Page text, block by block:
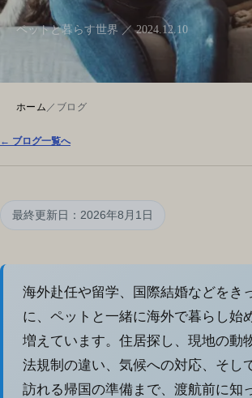
ペットと暮らす世界 ／ 2024.12.10
ホーム ／ ブログ
← ブログ一覧へ
最終更新日：2026年8月1日
海外赴任や留学、国際結婚などをき
に、ペットと一緒に海外で暮らし始
増えています。住居探し、現地の動
法規制の違い、気候への対応、そし
訪れる帰国の準備まで、渡航前に知